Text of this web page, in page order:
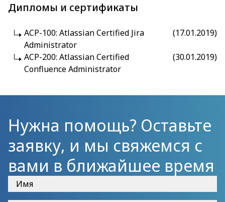
Дипломы и сертификаты
ACP-100: Atlassian Certified Jira
Administrator
(17.01.2019)
ACP-200: Atlassian Certified
Confluence Administrator
(30.01.2019)
Нужна помощь? Оставьте
заявку, и мы свяжемся с
вами в ближайшее время